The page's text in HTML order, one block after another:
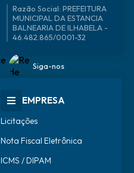
46.482.865/0001-32
Siga-nos
EMPRESA
Licitações
Nota Fiscal Eletrônica
ICMS / DIPAM